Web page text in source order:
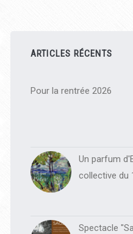
latérale
principale
ARTICLES RÉCENTS
Pour la rentrée 2026
Un parfum
collective du
Spectacle